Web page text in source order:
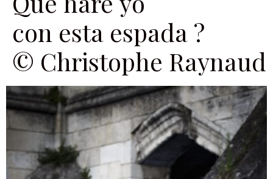
con esta espada ?
© Christophe Raynaud